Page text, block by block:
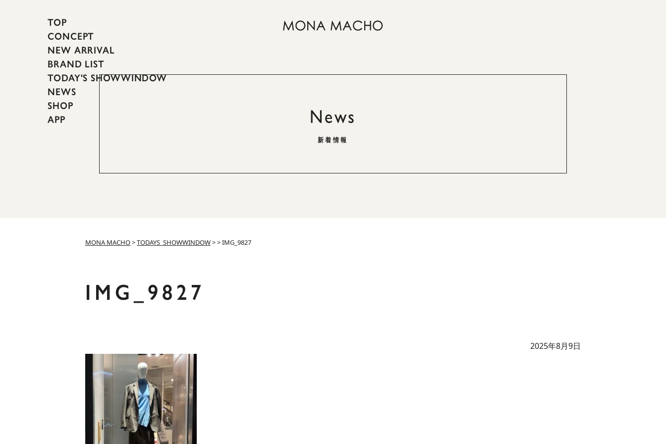
TOP
CONCEPT
NEW ARRIVAL
BRAND LIST
TODAY'S SHOWWINDOW
NEWS
SHOP
APP
News
新着情報
MONA MACHO>TODAYS_SHOWWINDOW>>IMG_9827
IMG_9827
2025年8月9日